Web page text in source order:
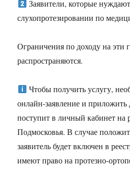
Заявители, которые
слухопротезировании по
Ограничения по доходу на эти
распространяются.
Чтобы получить услугу,
онлайн-заявление и приложить
поступит в личный кабинет на
Подмосковья. В случае
заявитель будет включен в
имеют право на протезно-